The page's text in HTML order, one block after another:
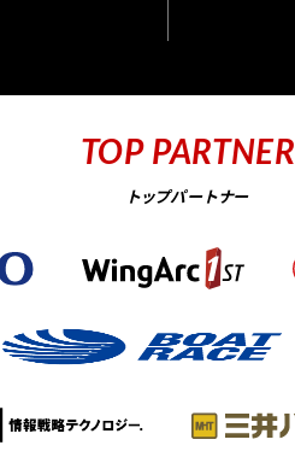
TOP PARTNER
トップパートナー